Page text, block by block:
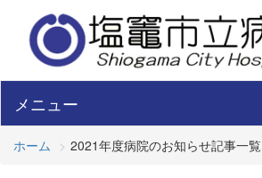
メニュー
ホーム 2021年度病院のお知らせ記事一覧